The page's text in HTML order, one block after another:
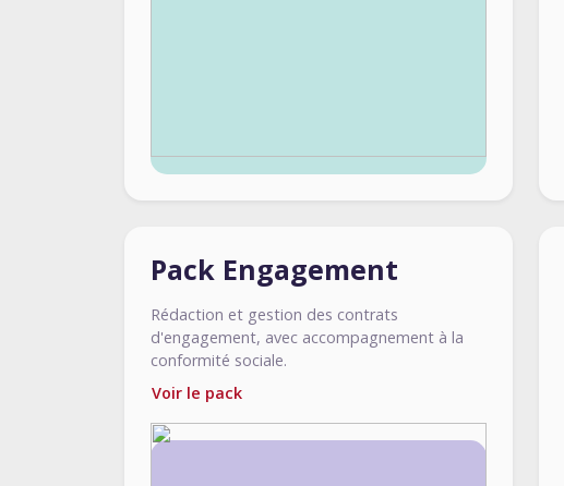
Pack Engagement
Rédaction et gestion des contrats
d'engagement, avec accompagnement à la
conformité sociale.
Voir le pack